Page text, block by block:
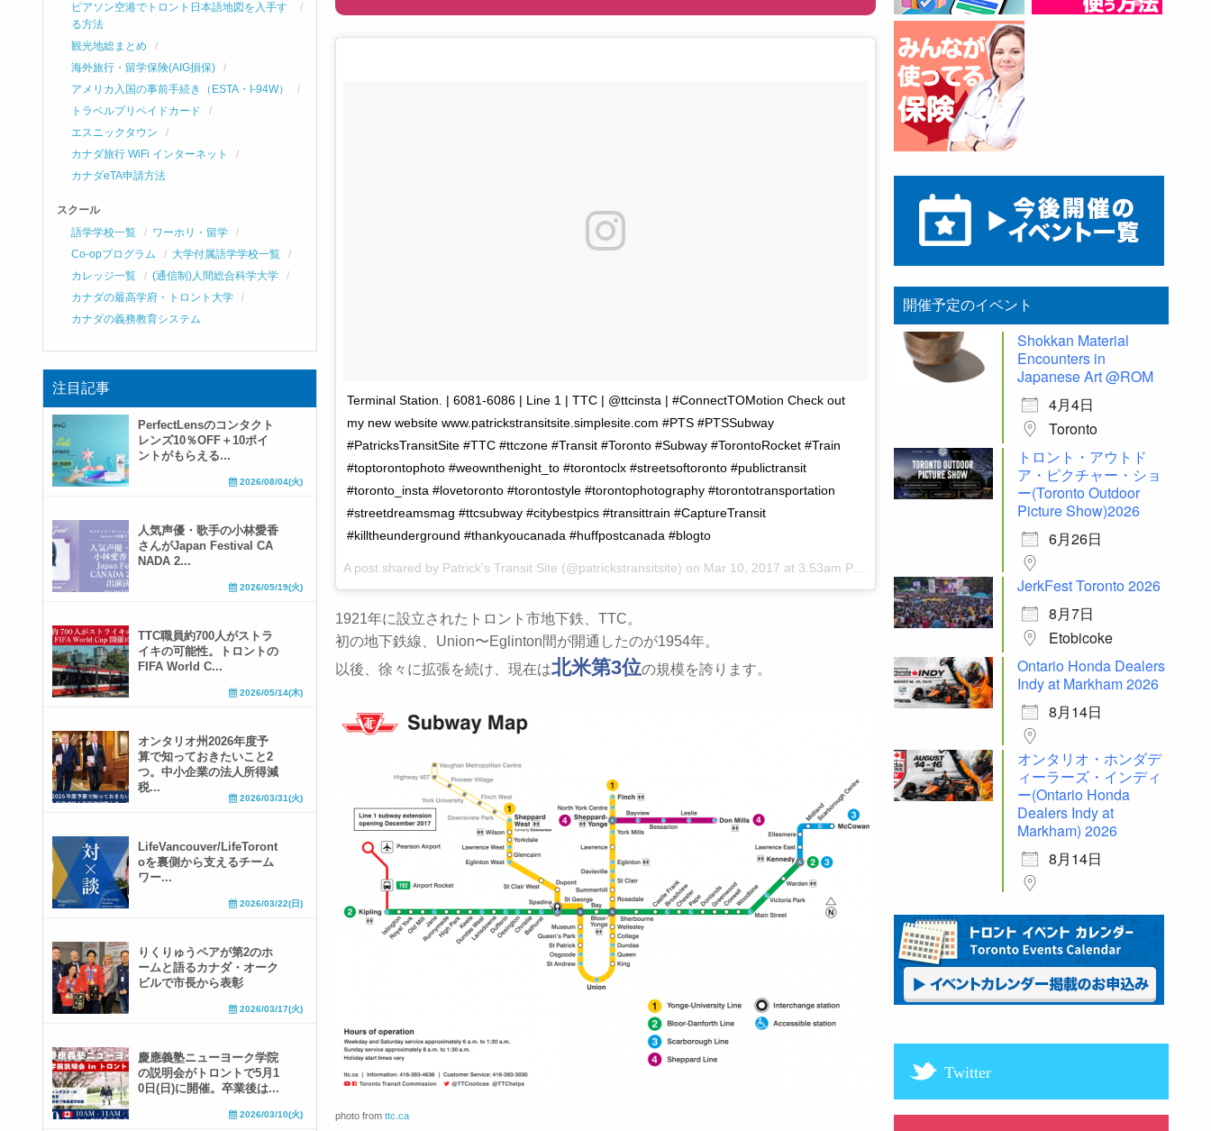
Terminal Station. | 6081-6086 | Line 1 | TTC | @ttcinsta | #ConnectTOMotion Check out
my new website www.patrickstransitsite.simplesite.com #PTS #PTSSubway
#PatricksTransitSite #TTC #ttczone #Transit #Toronto #Subway #TorontoRocket #Train
#toptorontophoto #weownthenight_to #torontoclx #streetsoftoronto #publictransit
#toronto_insta #lovetoronto #torontostyle #torontophotography #torontotransportation
#streetdreamsmag #ttcsubway #citybestpics #transittrain #CaptureTransit
#killtheunderground #thankyoucanada #huffpostcanada #blogto
A post shared by Patrick's Transit Site (@patrickstransitsite) on Mar 10, 2017 at 3:53am PST
1921年に設立されたトロント市地下鉄、TTC。
初の地下鉄線、Union〜Eglinton間が開通したのが1954年。
以後、徐々に拡張を続け、現在は北米第3位の規模を誇ります。
photo from ttc.ca
ピアソン空港でトロント日本語地図を入手す
る方法
観光地総まとめ
海外旅行・留学保険(AIG損保)
アメリカ入国の事前手続き（ESTA・I-94W）
トラベルプリペイドカード
エスニックタウン
カナダ旅行 WiFi インターネット
カナダeTA申請方法
スクール
語学学校一覧
ワーホリ・留学
Co-opプログラム
大学付属語学学校一覧
カレッジ一覧
(通信制)人間総合科学大学
カナダの最高学府・トロント大学
カナダの義務教育システム
注目記事
PerfectLensのコンタクト
レンズ10％OFF＋10ポイ
ントがもらえる...
2026/08/04(火)
人気声優・歌手の小林愛香
さんがJapan Festival CA
NADA 2...
2026/05/19(火)
TTC職員約700人がストラ
イキの可能性。トロントの
FIFA World C...
2026/05/14(木)
オンタリオ州2026年度予
算で知っておきたいこと2
つ。中小企業の法人所得減
税...
2026/03/31(火)
LifeVancouver/LifeToront
oを裏側から支えるチーム
ワー...
2026/03/22(日)
りくりゅうペアが第2のホ
ームと語るカナダ・オーク
ビルで市長から表彰
2026/03/17(火)
慶應義塾ニューヨーク学院
の説明会がトロントで5月1
0日(日)に開催。卒業後は...
2026/03/10(火)
開催予定のイベント
Shokkan Material
Encounters in
Japanese Art @ROM
4月4日
Toronto
トロント・アウトド
ア・ピクチャー・ショ
ー(Toronto Outdoor
Picture Show)2026
6月26日
JerkFest Toronto 2026
8月7日
Etobicoke
Ontario Honda Dealers
Indy at Markham 2026
8月14日
オンタリオ・ホンダデ
ィーラーズ・インディ
ー(Ontario Honda
Dealers Indy at
Markham) 2026
8月14日
Twitter